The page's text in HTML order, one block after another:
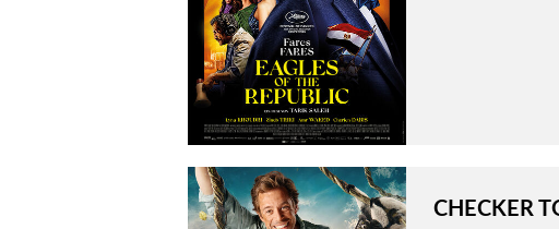
CHECKER